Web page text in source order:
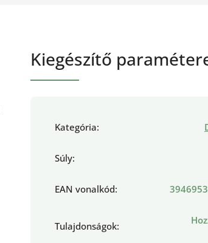
Kiegészítő
Kategória:
Súly:
EAN vonalkód:
Tulajdonságok: